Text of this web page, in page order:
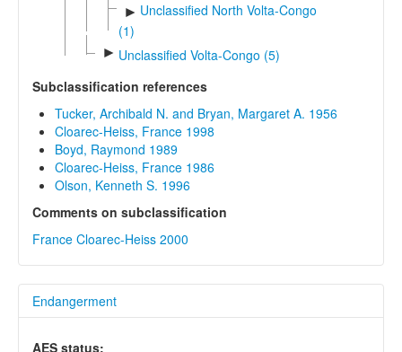
► Unclassified North Volta-Congo
(1)
► Unclassified Volta-Congo (5)
Subclassification references
Tucker, Archibald N. and Bryan, Margaret A. 1956
Cloarec-Heiss, France 1998
Boyd, Raymond 1989
Cloarec-Heiss, France 1986
Olson, Kenneth S. 1996
Comments on subclassification
France Cloarec-Heiss 2000
Endangerment
AES status: